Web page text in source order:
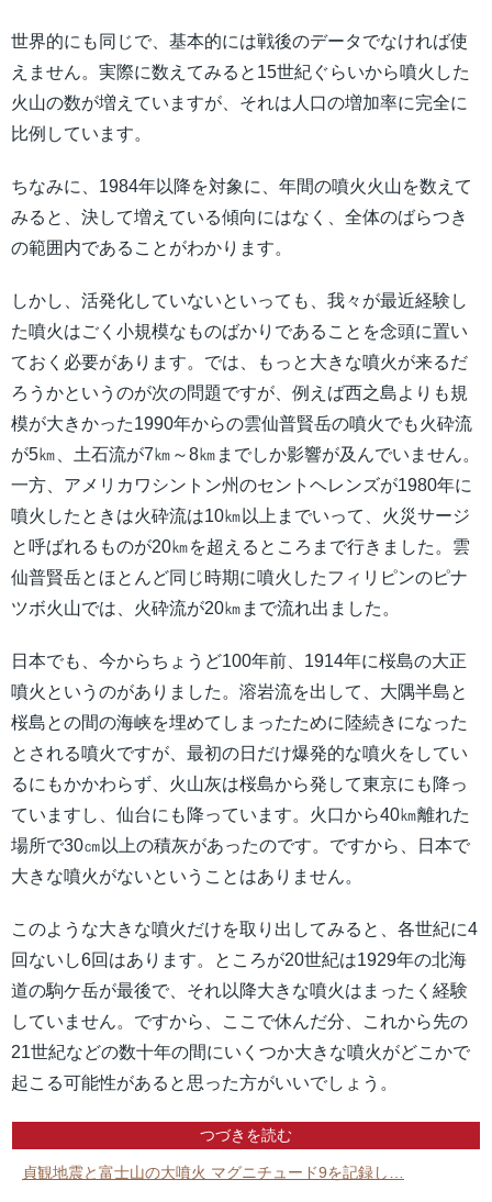
世界的にも同じで、基本的には戦後のデータでなければ使
えません。実際に数えてみると15世紀ぐらいから噴火した
火山の数が増えていますが、それは人口の増加率に完全に
比例しています。
ちなみに、1984年以降を対象に、年間の噴火火山を数えて
みると、決して増えている傾向にはなく、全体のばらつき
の範囲内であることがわかります。
しかし、活発化していないといっても、我々が最近経験し
た噴火はごく小規模なものばかりであることを念頭に置い
ておく必要があります。では、もっと大きな噴火が来るだ
ろうかというのが次の問題ですが、例えば西之島よりも規
模が大きかった1990年からの雲仙普賢岳の噴火でも火砕流
が5㎞、土石流が7㎞～8㎞までしか影響が及んでいません。
一方、アメリカワシントン州のセントヘレンズが1980年に
噴火したときは火砕流は10㎞以上までいって、火災サージ
と呼ばれるものが20㎞を超えるところまで行きました。雲
仙普賢岳とほとんど同じ時期に噴火したフィリピンのピナ
ツボ火山では、火砕流が20㎞まで流れ出ました。
日本でも、今からちょうど100年前、1914年に桜島の大正
噴火というのがありました。溶岩流を出して、大隅半島と
桜島との間の海峡を埋めてしまったために陸続きになった
とされる噴火ですが、最初の日だけ爆発的な噴火をしてい
るにもかかわらず、火山灰は桜島から発して東京にも降っ
ていますし、仙台にも降っています。火口から40㎞離れた
場所で30㎝以上の積灰があったのです。ですから、日本で
大きな噴火がないということはありません。
このような大きな噴火だけを取り出してみると、各世紀に4
回ないし6回はあります。ところが20世紀は1929年の北海
道の駒ケ岳が最後で、それ以降大きな噴火はまったく経験
していません。ですから、ここで休んだ分、これから先の
21世紀などの数十年の間にいくつか大きな噴火がどこかで
起こる可能性があると思った方がいいでしょう。
つづきを読む
貞観地震と富士山の大噴火 マグニチュード9を記録し…